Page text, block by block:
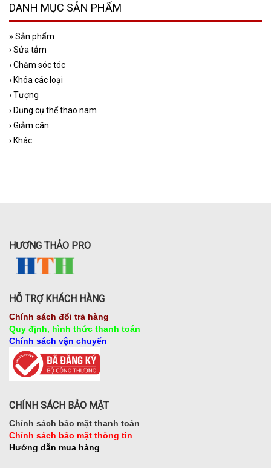
DANH MỤC SẢN PHẨM
» Sản phẩm
›Sửa tắm
›Chăm sóc tóc
› Khóa các loại
›Tượng
› Dụng cụ thể thao nam
›Giảm cân
› Khác
HƯƠNG THẢO PRO
HỖ TRỢ KHÁCH HÀNG
Chính sách đổi trả hàng
Quy định, hình thức thanh toán
Chính sách vận chuyển
CHÍNH SÁCH BẢO MẬT
Chính sách bảo mật thanh toán
Chính sách bảo mật thông tin
Hướng dẫn mua hàng